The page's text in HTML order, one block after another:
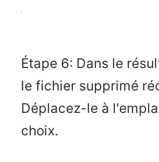
Étape 6: Dans le
le fichier supprimé
Déplacez-le à
choix.